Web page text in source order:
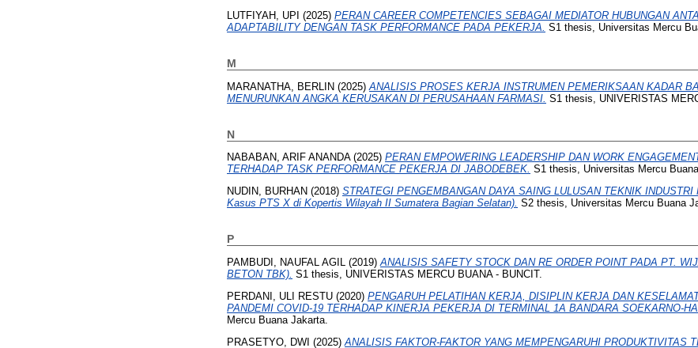
LUTFIYAH, UPI (2025) PERAN CAREER COMPETENCIES SEBAGAI MEDIATOR HUBUNGAN
ADAPTABILITY DENGAN TASK PERFORMANCE PADA PEKERJA. S1 thesis, Universitas Mercu
M
MARANATHA, BERLIN (2025) ANALISIS PROSES KERJA INSTRUMEN PEMERIKSAAN KADAR
MENURUNKAN ANGKA KERUSAKAN DI PERUSAHAAN FARMASI. S1 thesis, UNIVERISTAS
N
NABABAN, ARIF ANANDA(2025) PERAN EMPOWERING LEADERSHIP DAN WORK
TERHADAP TASK PERFORMANCE PEKERJA DI JABODEBEK. S1 thesis, Universitas Mercu
NUDIN, BURHAN (2018) STRATEGI PENGEMBANGAN DAYA SAING LULUSAN TEKNIK INDUSTRI
Kasus PTS X di Kopertis Wilayah II Sumatera Bagian Selatan). S2 thesis, Universitas Mercu Buana
P
PAMBUDI, NAUFAL AGIL (2019) ANALISIS SAFETY STOCK DAN RE ORDER POINT PADA PT.
BETON TBK). S1 thesis, UNIVERISTAS MERCU BUANA - BUNCIT.
PERDANI, ULI RESTU (2020) PENGARUH PELATIHAN KERJA, DISIPLIN KERJA DAN
PANDEMI COVID-19 TERHADAP KINERJA PEKERJA DI TERMINAL 1A BANDARA SOEKARNO-
Mercu Buana Jakarta.
PRASETYO, DWI (2025) ANALISIS FAKTOR-FAKTOR YANG MEMPENGARUHI PRODUKTIVITAS